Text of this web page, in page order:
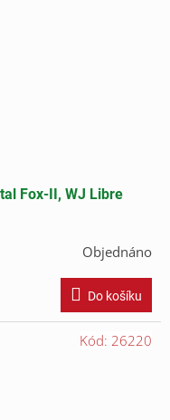
Fox-II, WJ Libre
Objednáno
Do košíku
Kód: 26220